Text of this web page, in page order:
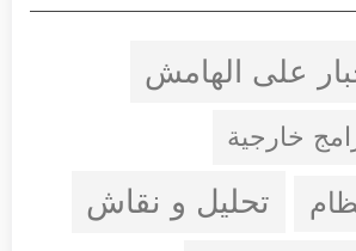
على الهامش
خارجية
تحليل و نقاش